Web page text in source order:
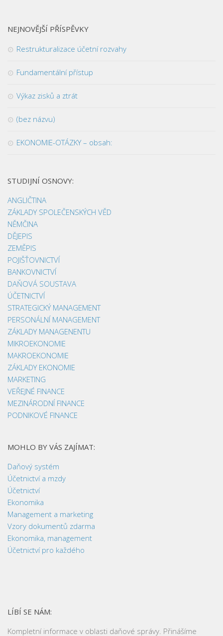
NEJNOVĚJŠÍ PŘÍSPĚVKY
Restrukturalizace účetní rozvahy
Fundamentální přístup
Výkaz zisků a ztrát
(bez názvu)
EKONOMIE-OTÁZKY – obsah:
STUDIJNÍ OSNOVY:
ANGLIČTINA
ZÁKLADY SPOLEČENSKÝCH VĚD
NĚMČINA
DĚJEPIS
ZEMĚPIS
POJIŠŤOVNICTVÍ
BANKOVNICTVÍ
DAŇOVÁ SOUSTAVA
ÚČETNICTVÍ
STRATEGICKÝ MANAGEMENT
PERSONÁLNÍ MANAGEMENT
ZÁKLADY MANAGENENTU
MIKROEKONOMIE
MAKROEKONOMIE
ZÁKLADY EKONOMIE
MARKETING
VEŘEJNÉ FINANCE
MEZINÁRODNÍ FINANCE
PODNIKOVÉ FINANCE
MOHLO BY VÁS ZAJÍMAT:
Daňový systém
Účetnictví a mzdy
Účetnictví
Ekonomika
Management a marketing
Vzory dokumentů zdarma
Ekonomika, management
Účetnictví pro každého
LÍBÍ SE NÁM:
Kompletní informace v oblasti daňové správy. Přinášíme